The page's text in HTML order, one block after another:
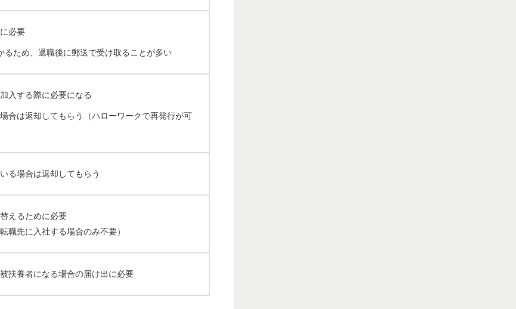
必要
るため、退職後に郵送で受け取ることが多い
入する際に必要になる
合は返却してもらう（ハローワークで再発行が可
る場合は返却してもらう
えるために必要
職先に入社する場合のみ不要）
扶養者になる場合の届け出に必要